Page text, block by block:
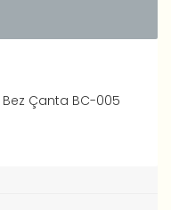
Bez Çanta BC-005